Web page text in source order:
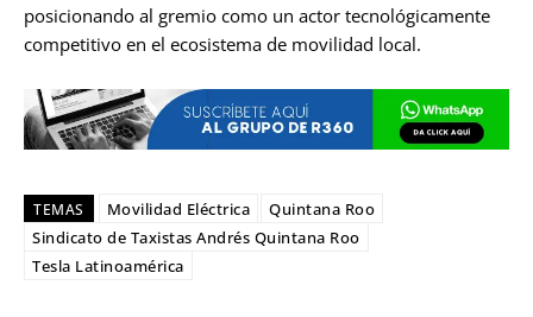
posicionando al gremio como un actor tecnológicamente
competitivo en el ecosistema de movilidad local.
TEMAS Movilidad Eléctrica
Quintana Roo
Sindicato de Taxistas Andrés Quintana Roo
Tesla Latinoamérica